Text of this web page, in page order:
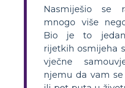
Nasmiješio se
mnogo više
Bio je to
rijetkih osmijeha
vječne
njemu da vam